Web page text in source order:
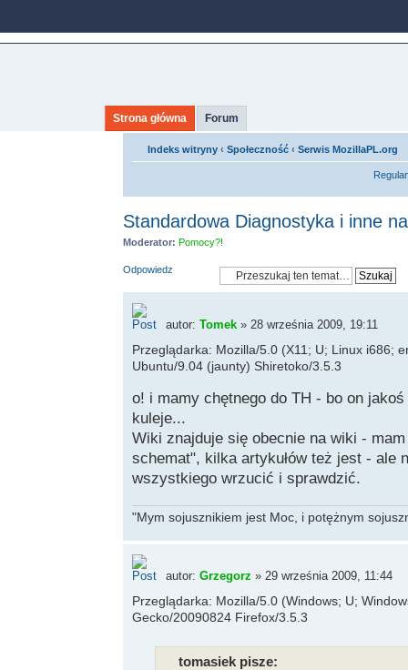
Strona główna Forum
Indeks witryny ‹ Społeczność ‹ Serwis MozillaPL.org
Standardowa Diagnostyka i inne
Moderator: Pomocy?!
Odpowiedz
autor: Tomek » 28 września 2009, 19:11
Przeglądarka: Mozilla/5.0 (X11; U; Linux i686;
Ubuntu/9.04 (jaunty) Shiretoko/3.5.3
o! i mamy chętnego do TH - bo on
kuleje...
Wiki znajduje się obecnie na wiki -
schemat", kilka artykułów też jest - ale
wszystkiego wrzucić i sprawdzić.
"Mym sojusznikiem jest Moc, i potężnym
autor: Grzegorz » 29 września 2009, 11:44
Przeglądarka: Mozilla/5.0 (Windows; U;
Gecko/20090824 Firefox/3.5.3
tomasiek pisze: